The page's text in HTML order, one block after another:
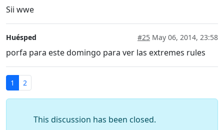
Sii wwe
Huésped #25 May 06, 2014, 23:58
porfa para este domingo para ver las extremes rules
1 2
This discussion has been closed.